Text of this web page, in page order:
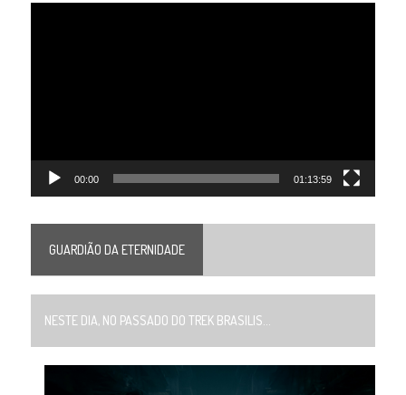
00:00 01:13:59
GUARDIÃO DA ETERNIDADE
NESTE DIA, NO PASSADO DO TREK BRASILIS...